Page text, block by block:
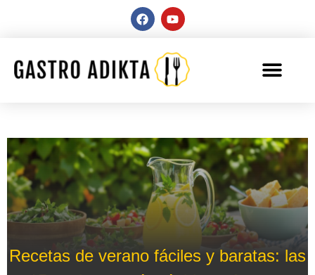
Recetas de verano fáciles y baratas: las